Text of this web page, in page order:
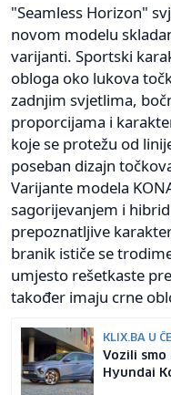
"Seamless Horizon"
novom modelu
varijanti. Sportski
obloga oko lukova
zadnjim svjetlima,
proporcijama i
koje se protežu od
poseban dizajn
Varijante modela
sagorijevanjem i
prepoznatljive
branik ističe se
umjesto rešetkaste
također imaju crne
KLIX.BA U
Vozili
Hyundai